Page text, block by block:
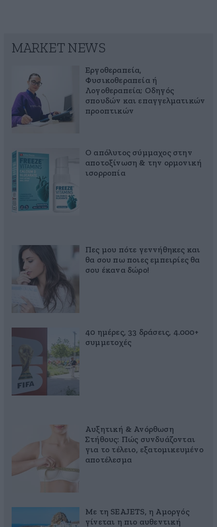
MARKET NEWS
Εργοθεραπεία,
Φυσικοθεραπεία ή
Λογοθεραπεία; Οδηγός
σπουδών και επαγγελματικών
προοπτικών
Ο απόλυτος σύμμαχος στην
αποτοξίνωση & την ορμονική
ισορροπία
Πες μου πότε γεννήθηκες και
θα σου πω ποιες εμπειρίες θα
σου έκανα δώρο!
40 ημέρες, 33 δράσεις, 4.000+
συμμετοχές
Αυξητική & Ανόρθωση
Στήθους: Πώς συνδυάζονται
για το τέλειο, εξατομικευμένο
αποτέλεσμα
Με τη SEAJETS, η Αμοργός
γίνεται η πιο αυθεντική